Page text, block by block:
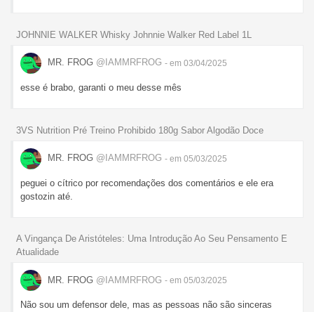
JOHNNIE WALKER Whisky Johnnie Walker Red Label 1L
MR. FROG @IAMMRFROG - em 03/04/2025
esse é brabo, garanti o meu desse mês
3VS Nutrition Pré Treino Prohibido 180g Sabor Algodão Doce
MR. FROG @IAMMRFROG - em 05/03/2025
peguei o cítrico por recomendações dos comentários e ele era
gostozin até.
A Vingança De Aristóteles: Uma Introdução Ao Seu Pensamento E
Atualidade
MR. FROG @IAMMRFROG - em 05/03/2025
Não sou um defensor dele, mas as pessoas não são sinceras